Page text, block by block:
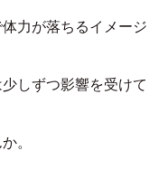
力が落ちるイメージ
しずつ影響を受けて
。